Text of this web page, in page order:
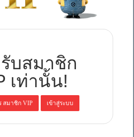
บสมาชิก
เท่านั้น!